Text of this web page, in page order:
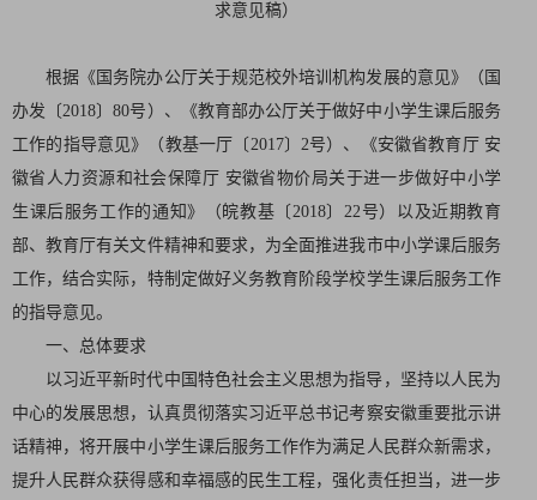
求意见稿）
根据《国务院办公厅关于规范校外培训机构发展的意见》（国
办发〔2018〕80号）、《教育部办公厅关于做好中小学生课后服务
工作的指导意见》（教基一厅〔2017〕2号）、《安徽省教育厅 安
徽省人力资源和社会保障厅 安徽省物价局关于进一步做好中小学
生课后服务工作的通知》（皖教基〔2018〕22号）以及近期教育
部、教育厅有关文件精神和要求，为全面推进我市中小学课后服务
工作，结合实际，特制定做好义务教育阶段学校学生课后服务工作
的指导意见。
一、总体要求
以习近平新时代中国特色社会主义思想为指导，坚持以人民为
中心的发展思想，认真贯彻落实习近平总书记考察安徽重要批示讲
话精神，将开展中小学生课后服务工作作为满足人民群众新需求，
提升人民群众获得感和幸福感的民生工程，强化责任担当，进一步